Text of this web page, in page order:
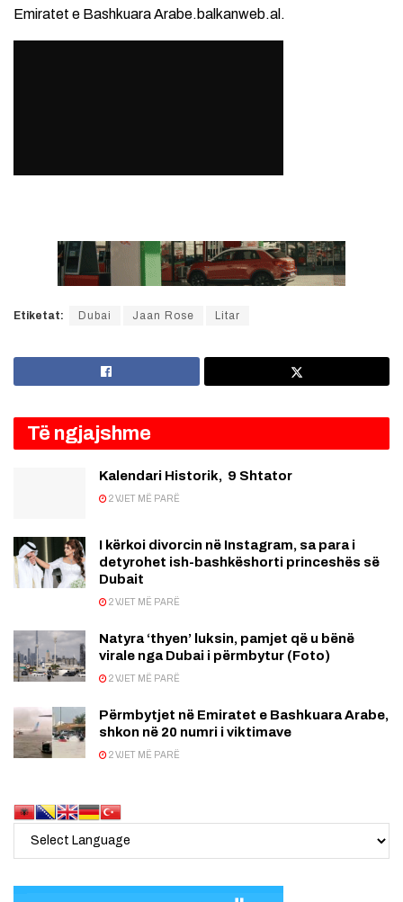
Emiratet e Bashkuara Arabe.balkanweb.al.
Etiketat: Dubai Jaan Rose Litar
Të ngjajshme
Kalendari Historik, 9 Shtator
2 VJET MË PARË
I kërkoi divorcin në Instagram, sa para i
detyrohet ish-bashkëshorti princeshës së
Dubait
2 VJET MË PARË
Natyra ‘thyen’ luksin, pamjet që u bënë
virale nga Dubai i përmbytur (Foto)
2 VJET MË PARË
Përmbytjet në Emiratet e Bashkuara Arabe,
shkon në 20 numri i viktimave
2 VJET MË PARË